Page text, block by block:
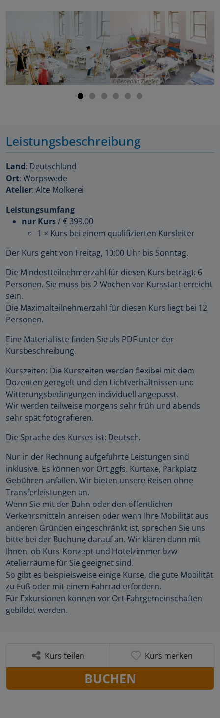
Benedikt Ziegler
Leistungsbeschreibung
Land: Deutschland
Ort: Worpswede
Atelier: Alte Molkerei
Leistungsumfang
nur Kurs/€ 399.00
1 × Kurs bei einem qualifizierten Kursleiter
Der Kurs geht von Freitag, 10:00 Uhr bis Sonntag.
Die Mindestteilnehmerzahl für diesen Kurs beträgt: 6
Personen. Sie muss bis 2 Wochen vor Kursstart erreicht
sein.
Die Maximalteilnehmerzahl für diesen Kurs liegt bei 12
Personen.
Eine Materialliste finden Sie als PDF unter der
Kursbeschreibung.
Kurszeiten: Die Kurszeiten werden flexibel mit dem
Dozenten geregelt und den Lichtverhältnissen und
Witterungsbedingungen individuell angepasst.
Wir werden teilweise morgens sehr früh und abends
sehr spät fotografieren.
Die Sprache des Kurses ist: Deutsch.
Nur in der Rechnung aufgeführte Leistungen sind
inklusive. Es können vor Ort ggfs. Kurtaxe, Parkplatz
Gebühren anfallen. Wir bieten unsere Reisen ohne
Transferleistungen an.
Wenn Sie mit der Bahn oder den öffentlichen
Verkehrsmitteln anreisen oder wenn Ihre Mobilität aus
anderen Gründen eingeschränkt ist, sprechen Sie uns
bitte bei der Buchung darauf an. Wir klären dann mit
Ihnen, ob Kurs-Konzept und Hotelzimmer bzw
Atelierräume für Sie geeignet sind.
So gibt es beispielsweise einige Kurse, die gute Mobilität
zu Fuß oder mit einem Fahrrad erfordern.
Für Exkursionen können vor Ort Fahrgemeinschaften
gebildet werden.
Kurs teilen Kurs merken
BUCHEN